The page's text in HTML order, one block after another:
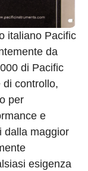
italiano Pacific
da
di Pacific
di controllo,
per
e
dalla maggior
esigenza